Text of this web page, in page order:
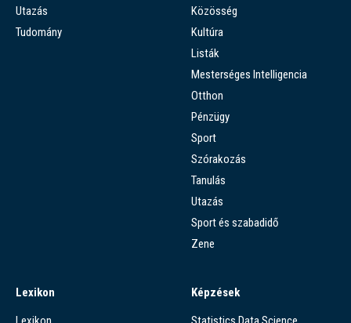
Utazás
Tudomány
Közösség
Kultúra
Listák
Mesterséges Intelligencia
Otthon
Pénzügy
Sport
Szórakozás
Tanulás
Utazás
Sport és szabadidő
Zene
Lexikon
Képzések